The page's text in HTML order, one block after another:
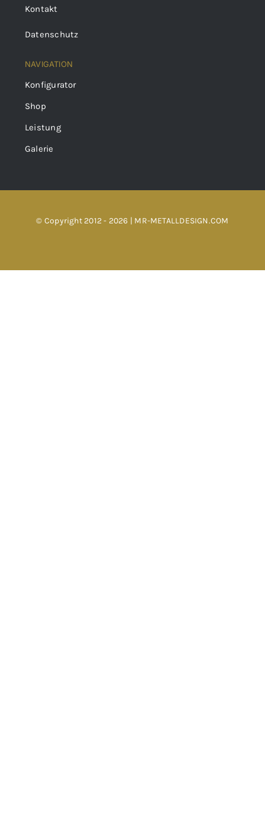
Kontakt
Datenschutz
NAVIGATION
Konfigurator
Shop
Leistung
Galerie
© Copyright 2012 - 2026 | MR-METALLDESIGN.COM